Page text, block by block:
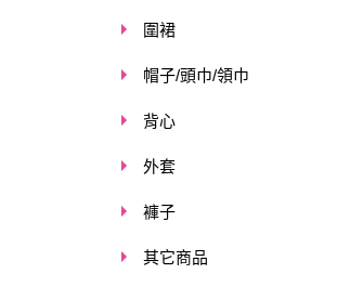
圍裙
帽子/頭巾/領巾
背心
外套
褲子
其它商品